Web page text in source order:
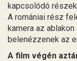
kapcsolódó
A romániai rész
kamera az
belenézzenek az
A film végén